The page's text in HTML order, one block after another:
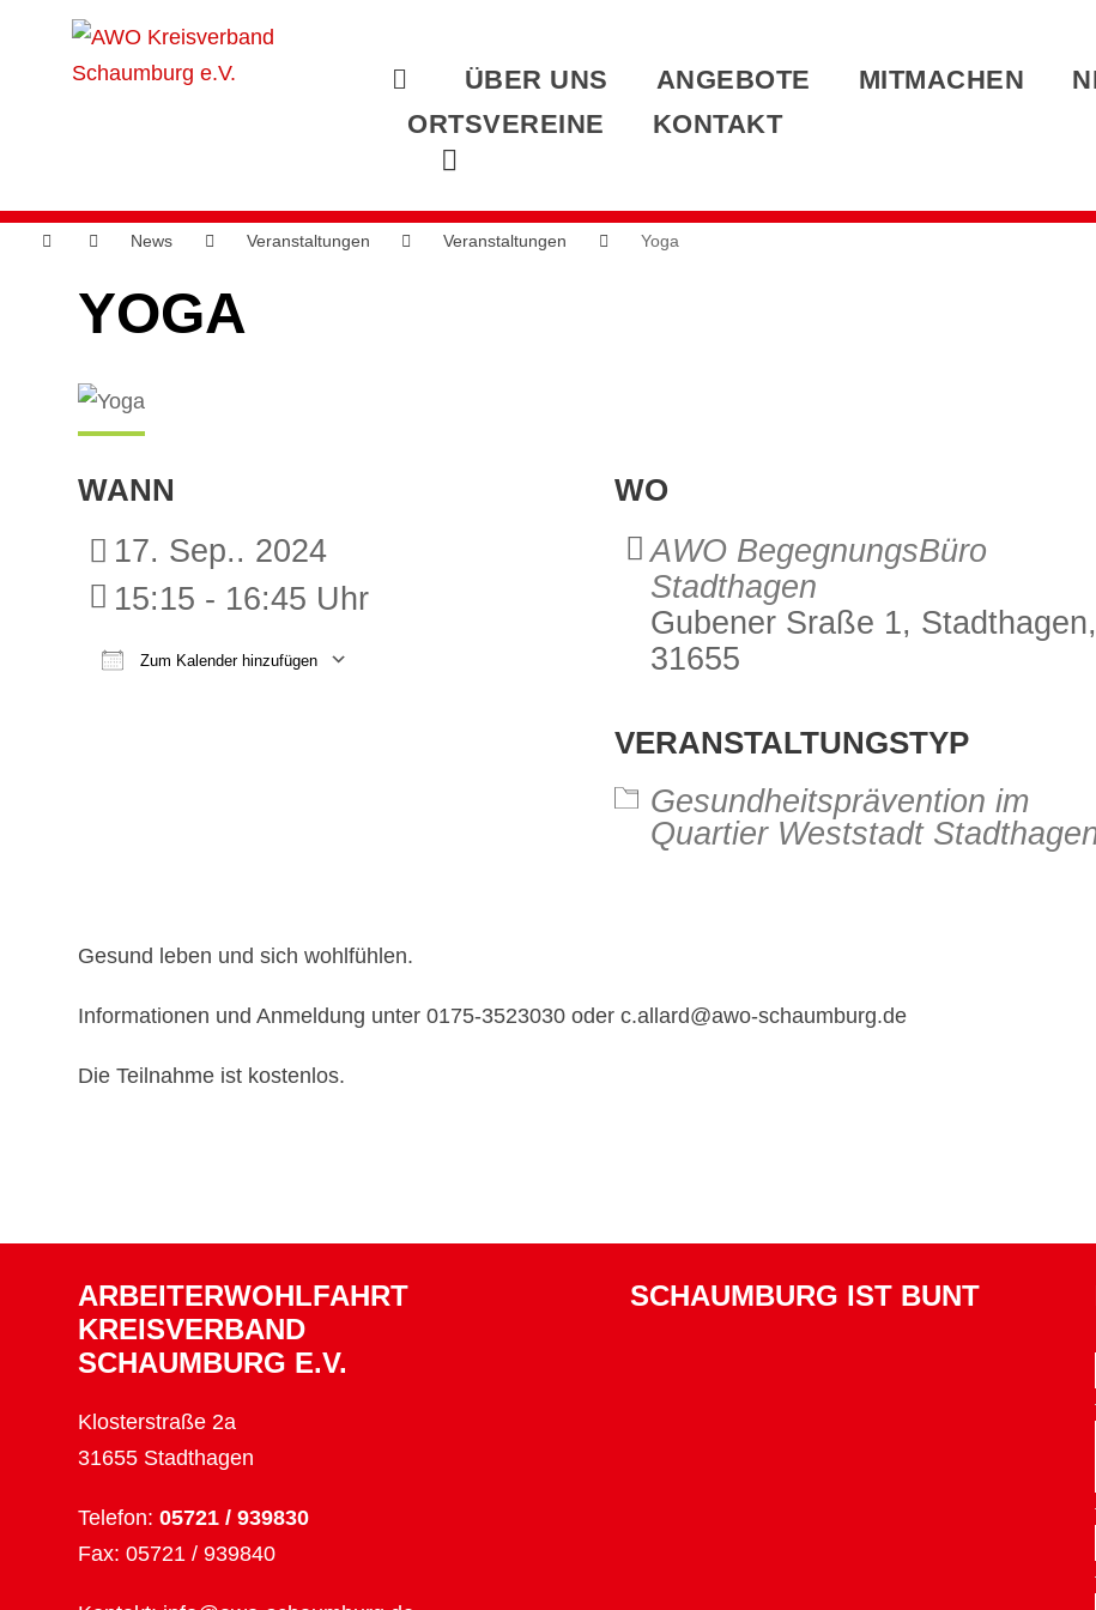
ÜBER UNS ANGEBOTE MITMACHEN
ORTSVEREINE
KONTAKT
News Veranstaltungen Veranstaltungen Yoga
YOGA
WANN
17. Sep.. 2024
15:15 - 16:45 Uhr
Zum Kalender hinzufügen
WO
AWO BegegnungsBüro
Stadthagen
Gubener Sraße 1, Stadthagen,
31655
VERANSTALTUNGSTYP
Gesundheitsprävention im
Quartier Weststadt
Gesund leben und sich wohlfühlen.
Informationen und Anmeldung unter 0175-3523030 oder c.allard@awo-schaumburg.de
Die Teilnahme ist kostenlos.
ARBEITERWOHLFAHRT
KREISVERBAND
SCHAUMBURG E.V.
Klosterstraße 2a
31655 Stadthagen
Telefon: 05721 / 939830
Fax: 05721 / 939840
SCHAUMBURG IST BUNT